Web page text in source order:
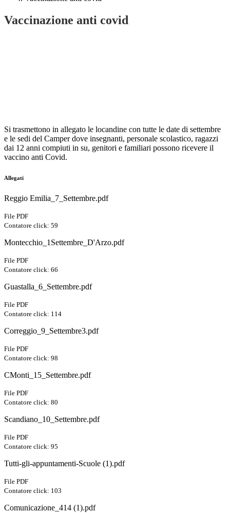
Vaccinazione anti covid
Si trasmettono in allegato le locandine con tutte le date di settembre
e le sedi del Camper dove insegnanti, personale scolastico, ragazzi
dai 12 anni compiuti in su, genitori e familiari possono ricevere il
vaccino anti Covid.
Allegati
Reggio Emilia_7_Settembre.pdf
File PDF
Contatore click: 59
Montecchio_1Settembre_D'Arzo.pdf
File PDF
Contatore click: 66
Guastalla_6_Settembre.pdf
File PDF
Contatore click: 114
Correggio_9_Settembre3.pdf
File PDF
Contatore click: 98
CMonti_15_Settembre.pdf
File PDF
Contatore click: 80
Scandiano_10_Settembre.pdf
File PDF
Contatore click: 95
Tutti-gli-appuntamenti-Scuole (1).pdf
File PDF
Contatore click: 103
Comunicazione_414 (1).pdf